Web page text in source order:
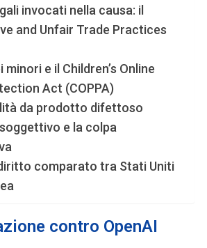
invocati nella causa: il
and Unfair Trade Practices
e il Children’s Online
Act (COPPA)
da prodotto difettoso
e la colpa
comparato tra Stati Uniti
contro OpenAI